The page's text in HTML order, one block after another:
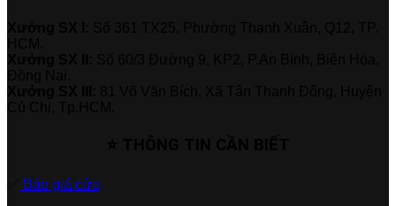
Báo giá cửa